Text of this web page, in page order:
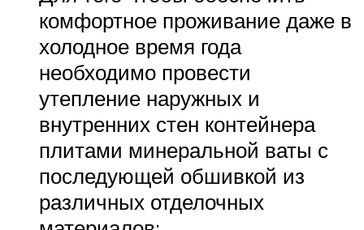
комфортное проживание даже в
холодное время года
необходимо провести
утепление наружных и
внутренних стен контейнера
плитами минеральной ваты с
последующей обшивкой из
различных отделочных